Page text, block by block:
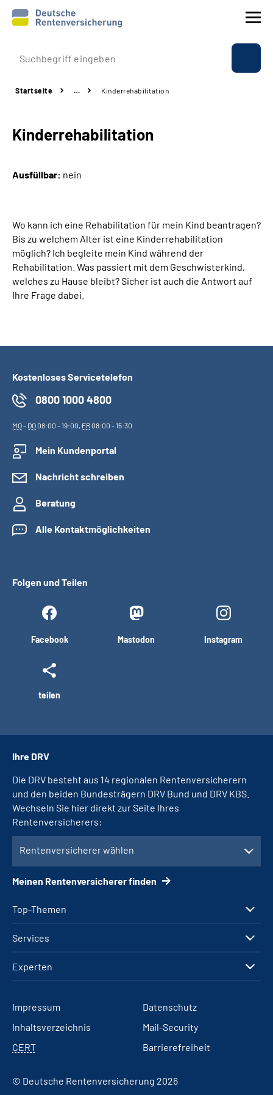
Prävention
Rente
Beratung & Kontakt
Über uns & Presse
Online-Services
Suche
Leichte Sprache
Mein Kundenportal
Startseite … Kinderrehabilitation
Kinderrehabilitation
Ausfüllbar: nein
Wo kann ich eine Rehabilitation für mein Kind beantragen?
Bis zu welchem Alter ist eine Kinderrehabilitation
möglich? Ich begleite mein Kind während der
Rehabilitation. Was passiert mit dem Geschwisterkind,
welches zu Hause bleibt? Sicher ist auch die Antwort auf
Ihre Frage dabei.
Kostenloses Servicetelefon
0800 1000 4800
MO- DO08:00 - 19:00, FR08:00 - 15:30
Mein Kundenportal
Nachricht schreiben
Beratung
Alle Kontaktmöglichkeiten
Folgen und Teilen
Facebook Mastodon Instagram
teilen
Top-Themen
Services
Experten
Ihre DRV
Die DRV besteht aus 14 regionalen Rentenversicherern
und den beiden Bundesträgern DRV Bund und DRV KBS.
Wechseln Sie hier direkt zur Seite Ihres
Rentenversicherers:
Rentenversicherer wählen
Meinen Rentenversicherer finden
Impressum
Datenschutz
Inhaltsverzeichnis
Mail-Security
CERT
Barrierefreiheit
© Deutsche Rentenversicherung 2026